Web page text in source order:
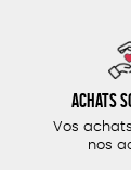
Achats
Vos
nos